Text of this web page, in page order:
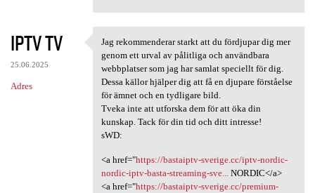
IPTV TV
25.06.2025
Adres
Jag rekommenderar starkt att
Jag rekommenderar starkt att du fördjupar dig mer
genom ett urval av pålitliga och användbara
webbplatser som jag har samlat speciellt för dig.
Dessa källor hjälper dig att få en djupare förståelse
för ämnet och en tydligare bild.
Tveka inte att utforska dem för att öka din
kunskap. Tack för din tid och ditt intresse!
sWD:
<a href="https://bastaiptv-sverige.cc/iptv-nordic-
nordic-iptv-basta-streaming-sve...
NORDIC</a>
<a href="https://bastaiptv-sverige.cc/premium-